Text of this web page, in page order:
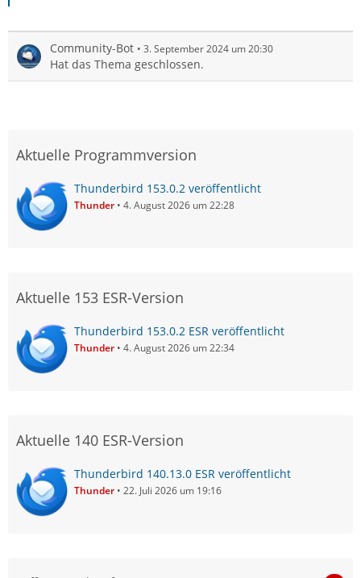
Community-Bot 3. September 2024 um 20:30
Hat das Thema geschlossen.
Aktuelle Programmversion
Thunderbird 153.0.2 veröffentlicht
Thunder 4. August 2026 um 22:28
Aktuelle 153 ESR-Version
Thunderbird 153.0.2 ESR veröffentlicht
Thunder 4. August 2026 um 22:34
Aktuelle 140 ESR-Version
Thunderbird 140.13.0 ESR veröffentlicht
Thunder 22. Juli 2026 um 19:16